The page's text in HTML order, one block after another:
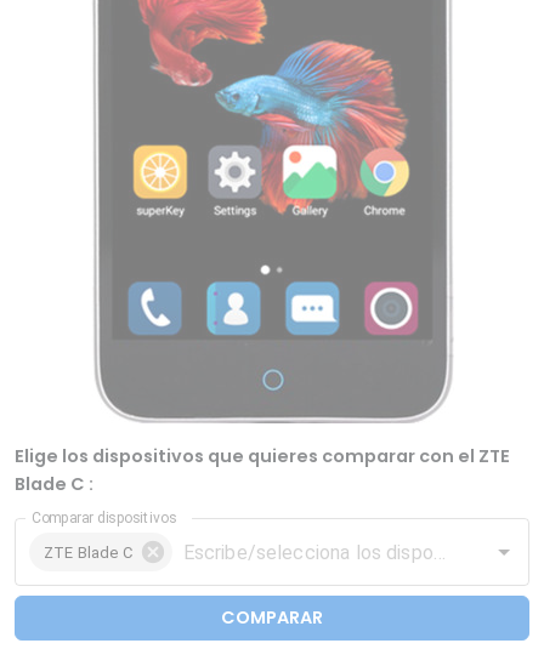
Elige los dispositivos que quieres comparar con el ZTE
Blade C :
Comparar dispositivos
ZTE Blade C
COMPARAR